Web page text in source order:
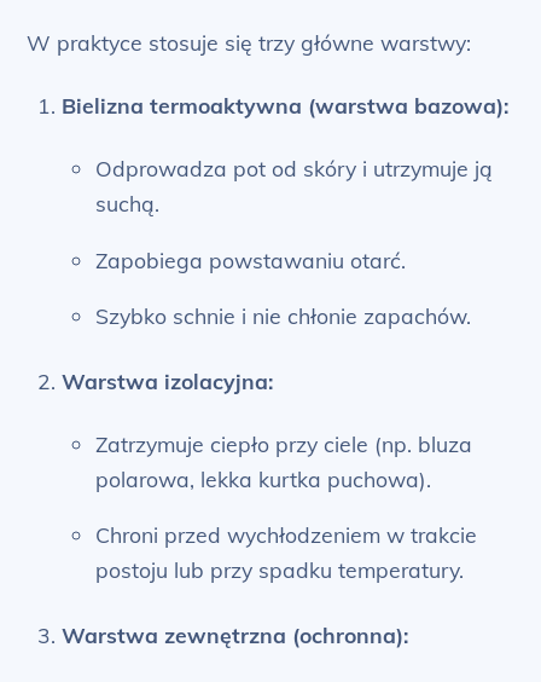
W praktyce stosuje się trzy główne warstwy:
Bielizna termoaktywna (warstwa bazowa):
Odprowadza pot od skóry i utrzymuje ją
suchą.
Zapobiega powstawaniu otarć.
Szybko schnie i nie chłonie zapachów.
Warstwa izolacyjna:
Zatrzymuje ciepło przy ciele (np. bluza
polarowa, lekka kurtka puchowa).
Chroni przed wychłodzeniem w trakcie
postoju lub przy spadku temperatury.
Warstwa zewnętrzna (ochronna):